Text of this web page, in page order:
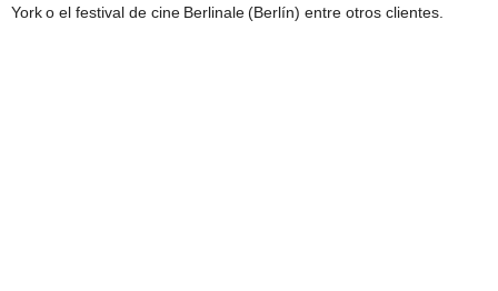
York o el festival de cine Berlinale (Berlín) entre otros clientes.